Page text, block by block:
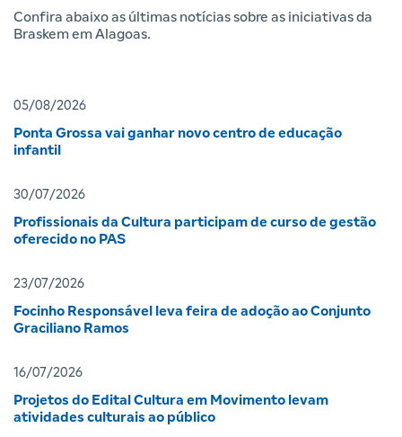
Confira abaixo as últimas notícias sobre as iniciativas da
Braskem em Alagoas.
05/08/2026
Ponta Grossa vai ganhar novo centro de educação
infantil
30/07/2026
Profissionais da Cultura participam de curso de gestão
oferecido no PAS
23/07/2026
Focinho Responsável leva feira de adoção ao Conjunto
Graciliano Ramos
16/07/2026
Projetos do Edital Cultura em Movimento levam
atividades culturais ao público